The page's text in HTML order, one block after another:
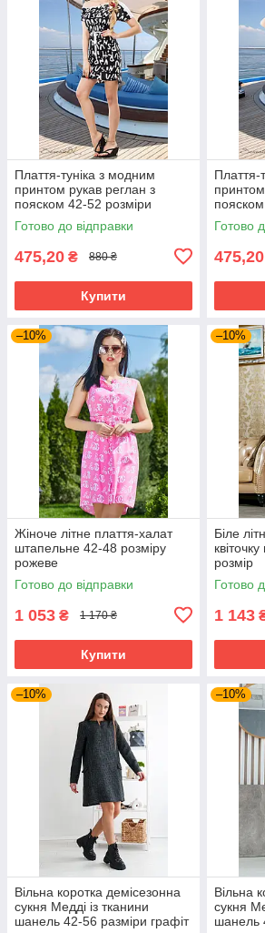
Плаття-туніка з модним
принтом рукав реглан з
пояском 42-52 розміри
Готово до відправки
475,20 ₴ 880 ₴
Купити
Плаття-
Готово
475,20
–10%
Жіноче літне плаття-халат
штапельне 42-48 розміру
рожеве
Готово до відправки
1 053 ₴ 1 170 ₴
Купити
–10%
Біле
розмір
Готово
1 143
–10%
Вільна коротка демісезонна
сукня Медді із тканини
шанель 42-56 разміри графіт
–10%
Вільна
сукня
шанель